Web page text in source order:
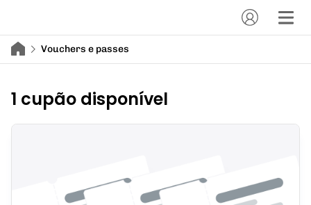
Vouchers e passes
1 cupão disponível